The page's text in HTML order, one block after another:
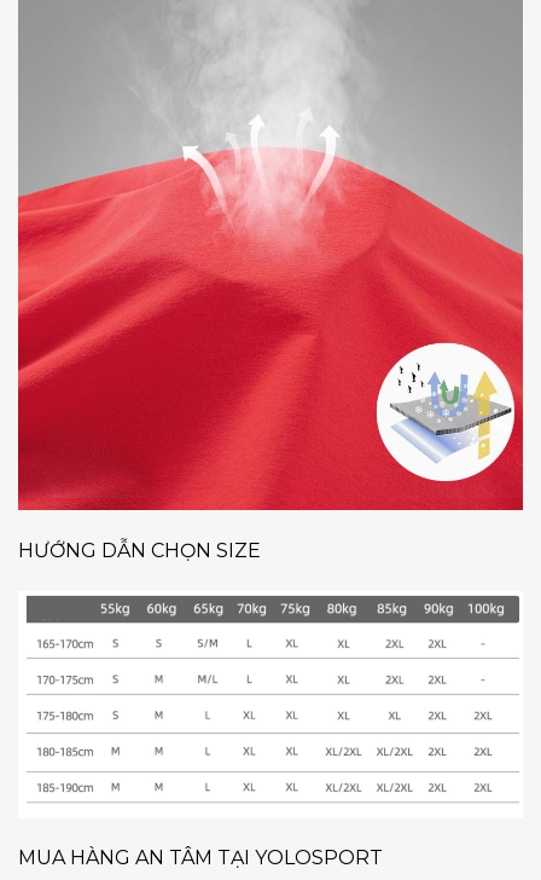
HƯỚNG DẪN CHỌN SIZE
MUA HÀNG AN TÂM TẠI YOLOSPORT